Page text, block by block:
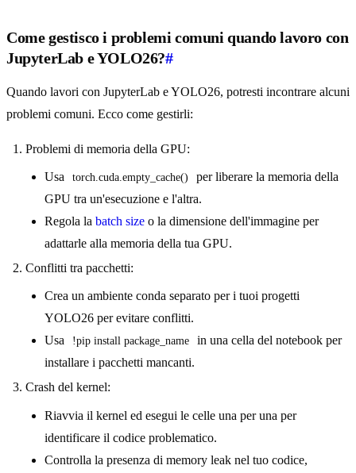
Come gestisco i problemi comuni quando lavoro con
JupyterLab e YOLO26?#
Quando lavori con JupyterLab e YOLO26, potresti incontrare alcuni
problemi comuni. Ecco come gestirli:
Problemi di memoria della GPU:
Usa torch.cuda.empty_cache()
per liberare la memoria della
GPU tra un'esecuzione e l'altra.
Regola la batch size o la dimensione dell'immagine per
adattarle alla memoria della tua GPU.
Conflitti tra pacchetti:
Crea un ambiente conda separato per i tuoi progetti
YOLO26 per evitare conflitti.
Usa
!pip install package_name
in una cella del notebook per
installare i pacchetti mancanti.
Crash del kernel:
Riavvia il kernel ed esegui le celle una per una per
identificare il codice problematico.
Controlla la presenza di memory leak nel tuo codice,